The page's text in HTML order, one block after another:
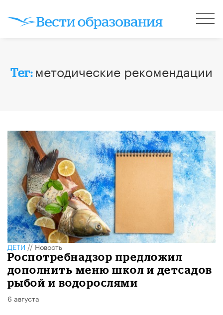
Тег: методические рекомендации
ДЕТИ//Новость
Роспотребнадзор предложил
дополнить меню школ и детсадов
рыбой и водорослями
6 августа